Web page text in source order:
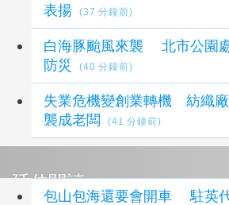
表揚
(37 分鐘前)
白海豚颱風來襲 北市公園
防災
(40 分鐘前)
失業危機變創業轉機 紡織
襲成老闆
(41 分鐘前)
延伸閱讀
包山包海還要會開車 駐英